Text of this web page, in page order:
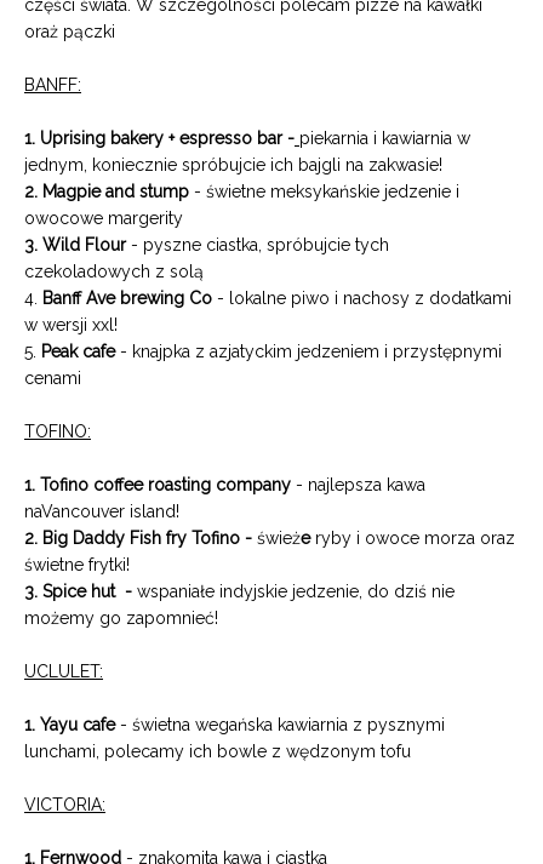
części świata. W szczególności polecam pizze na kawałki
oraż pączki
BANFF:
1. Uprising bakery + espresso bar - piekarnia i kawiarnia w
jednym, koniecznie spróbujcie ich bajgli na zakwasie!
2. Magpie and stump - świetne meksykańskie jedzenie i
owocowe margerity
3. Wild Flour- pyszne ciastka, spróbujcie tych
czekoladowych z solą
4. Banff Ave brewing Co - lokalne piwo i nachosy z dodatkami
w wersji xxl!
5. Peak cafe- knajpka z azjatyckim jedzeniem i przystępnymi
cenami
TOFINO:
1. Tofino coffee roasting company - najlepsza kawa
naVancouver island!
2. Big Daddy Fish fry Tofino - świeże ryby i owoce morza oraz
świetne frytki!
3. Spice hut - wspaniałe indyjskie jedzenie, do dziś nie
możemy go zapomnieć!
UCLULET:
1. Yayu cafe- świetna wegańska kawiarnia z pysznymi
lunchami, polecamy ich bowle z wędzonym tofu
VICTORIA:
1. Fernwood - znakomita kawa i ciastka